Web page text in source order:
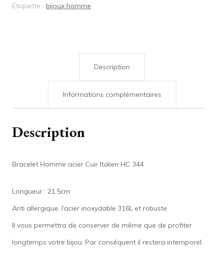
gris
Étiquette : bijoux homme
Description
Informations complémentaires
Description
Bracelet Homme acier Cuir Italien HC 344
Longueur : 21.5cm
Anti allergique, l’acier inoxydable 316L et robuste.
Il vous permettra de conserver de même que de profiter
longtemps votre bijou. Par conséquent il restera intemporel.